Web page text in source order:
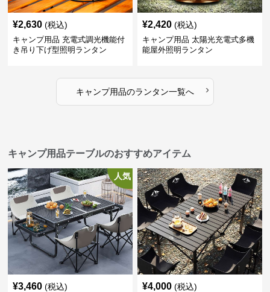
¥2,630 (税込)
キャンプ用品 充電式調光機能付
き吊り下げ型照明ランタン
¥2,420 (税込)
キャンプ用品 太陽光充電式多機
能屋外照明ランタン
キャンプ用品のランタン一覧へ ›
キャンプ用品テーブルのおすすめアイテム
人気
¥3,460 (税込) ¥4,000 (税込)